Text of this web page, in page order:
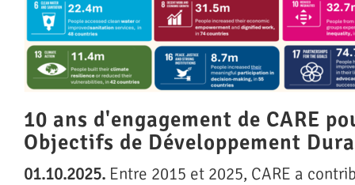
10 ans d'engagement de CARE
Objectifs de Développement
01.10.2025. Entre 2015 et 2025, CARE a